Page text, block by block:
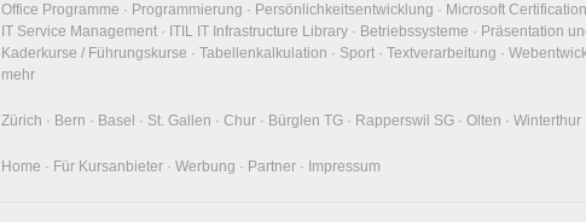
Office Programme · Programmierung · Persönlichkeitsentwicklung · Microsoft
IT Service Management · ITIL IT Infrastructure Library · Betriebssysteme · Präsentation
Kaderkurse / Führungskurse · Tabellenkalkulation · Sport · Textverarbeitung ·
mehr
Zürich · Bern · Basel · St. Gallen · Chur · Bürglen TG · Rapperswil SG · Olten · Winterthur
Home · Für Kursanbieter · Werbung · Partner · Impressum